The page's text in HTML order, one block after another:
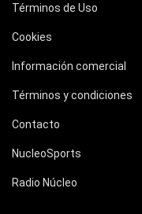
Términos de Uso
Cookies
Información comercial
Términos y condiciones
Contacto
NucleoSports
Radio Núcleo